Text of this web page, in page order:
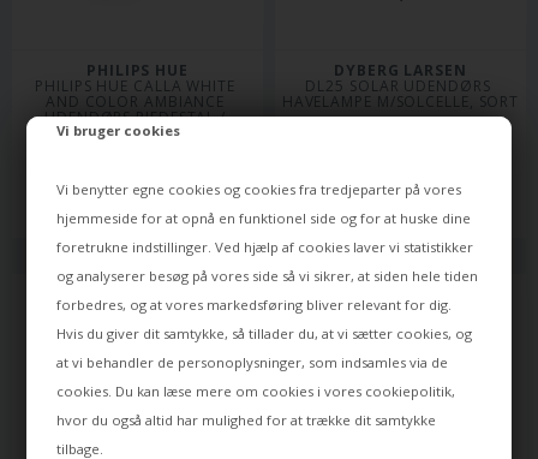
Vi bruger cookies
Vi benytter egne cookies og cookies fra tredjeparter på vores
hjemmeside for at opnå en funktionel side og for at huske dine
foretrukne indstillinger. Ved hjælp af cookies laver vi statistikker
og analyserer besøg på vores side så vi sikrer, at siden hele tiden
forbedres, og at vores markedsføring bliver relevant for dig.
Hvis du giver dit samtykke, så tillader du, at vi sætter cookies, og
at vi behandler de personoplysninger, som indsamles via de
cookies. Du kan læse mere om cookies i vores cookiepolitik,
hvor du også altid har mulighed for at trække dit samtykke
tilbage.
PHILIPS HUE
PHILIPS HUE CALLA WHITE
AND COLOR AMBIANCE
UDENDØRS PIEDESTAL /
PULLERT EXTENSION, SORT
Leveringstid: ca 12 dage
DYBERG LARSEN
DL25 SOLAR UDENDØRS
HAVELAMPE M/SOLCELLE, SORT
Levering: 18-09-2026